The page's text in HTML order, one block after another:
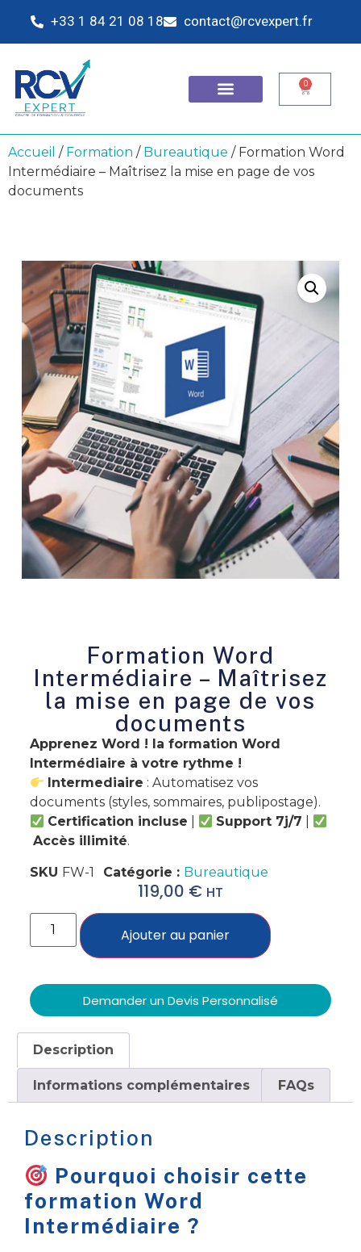
+33 1 84 21 08 18 contact@rcvexpert.fr
0
Accueil / Formation / Bureautique / Formation Word
Intermédiaire – Maîtrisez la mise en page de vos
documents
Formation Word
Intermédiaire – Maîtrisez
la mise en page de vos
documents
Apprenez Word ! la formation Word
Intermédiaire à votre rythme !
Intermediaire : Automatisez vos
documents (styles, sommaires, publipostage).
Certification incluse
Support 7j/7
Accès illimité.
SKU FW-1 Catégorie : Bureautique
119,00 € HT
Ajouter au panier
Demander un Devis Personnalisé
Description
Informations complémentaires FAQs
Description
Pourquoi choisir cette
formation Word
Intermédiaire ?